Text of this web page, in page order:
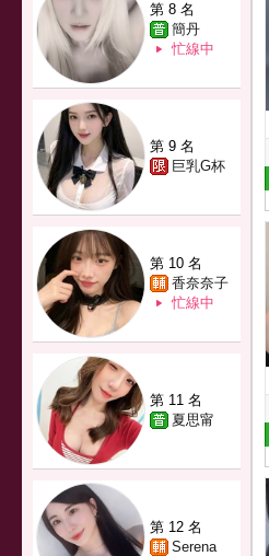
第 8 名
簡丹
忙線中
第 9 名
巨乳G杯
第 10 名
香奈奈子
忙線中
第 11 名
夏思甯
第 12 名
Serena